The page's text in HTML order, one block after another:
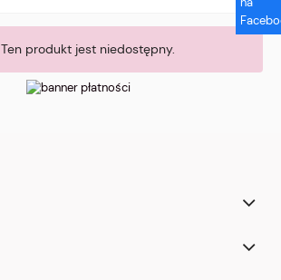
Ten produkt jest niedostępny.